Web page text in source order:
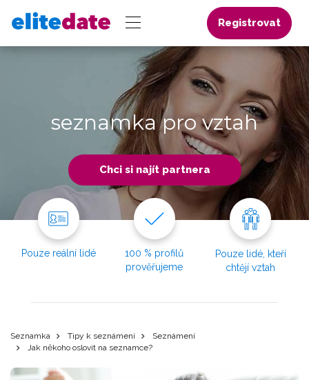
Registrovat
seznamka pro vztah
Chci si najít partnera
Pouze reální lidé
100 % profilů
prověřujeme
Pouze lidé, kteří
chtějí vztah
Seznamka Tipy k seznámení
Seznámení
Jak někoho oslovit na seznamce?